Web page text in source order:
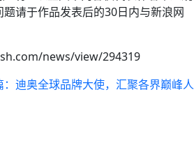
请于作品发表后的30日内与新浪网
news/view/294319
迪奥全球品牌大使，汇聚各界巅峰人